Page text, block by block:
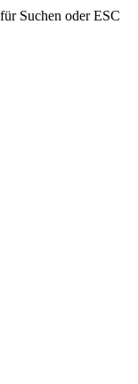
Suchen oder ESC